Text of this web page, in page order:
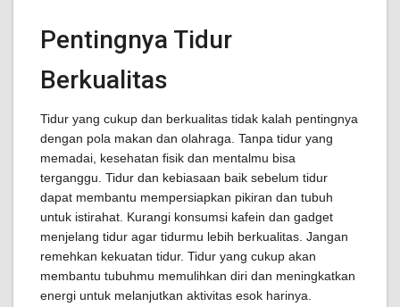
Pentingnya Tidur
Berkualitas
Tidur yang cukup dan berkualitas tidak kalah pentingnya
dengan pola makan dan olahraga. Tanpa tidur yang
memadai, kesehatan fisik dan mentalmu bisa
terganggu. Tidur dan kebiasaan baik sebelum tidur
dapat membantu mempersiapkan pikiran dan tubuh
untuk istirahat. Kurangi konsumsi kafein dan gadget
menjelang tidur agar tidurmu lebih berkualitas. Jangan
remehkan kekuatan tidur. Tidur yang cukup akan
membantu tubuhmu memulihkan diri dan meningkatkan
energi untuk melanjutkan aktivitas esok harinya.